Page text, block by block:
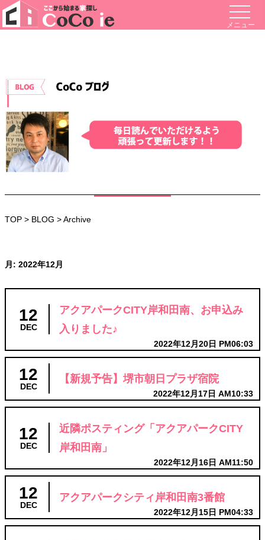
メニュー
TOP > BLOG > Archive
月: 2022年12月
12
DEC
アクアパークCITY岸和田南、お申込み
入りました♪
2022年12月20日 PM06:03
12
DEC
【新規予告】堺市朝日プラザ宿院
2022年12月17日 AM10:33
12
DEC
近隣ポスティング「アクアパークCITY
岸和田南」
2022年12月16日 AM11:50
12
DEC
アクアパークシティ岸和田南3番館
2022年12月15日 PM04:33